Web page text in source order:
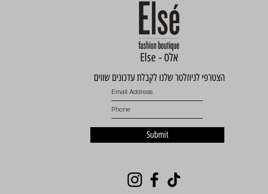
Else - אלס
הצטרפי לניוזלטר שלנו לקבלת עדכונים שווים
Submit